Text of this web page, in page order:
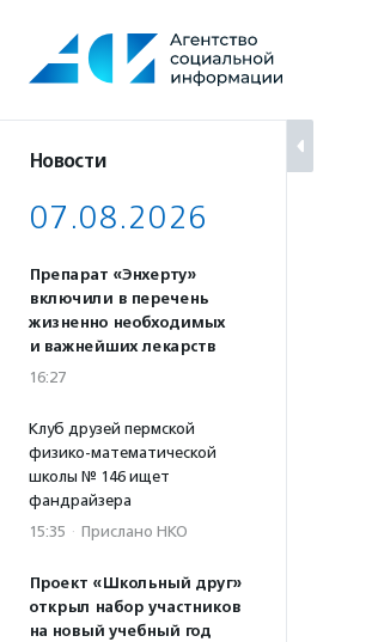
содержанию
Новости
07.08.2026
Препарат «Энхерту»
включили в перечень
жизненно необходимых
и важнейших лекарств
16:27
Клуб друзей пермской
физико-математической
школы № 146 ищет
фандрайзера
15:35 · Прислано НКО
Проект «Школьный друг»
открыл набор участников
на новый учебный год